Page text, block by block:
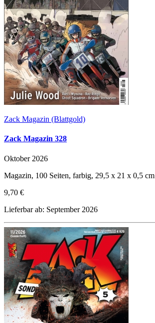
Zack Magazin (Blattgold)
Zack Magazin 328
Oktober 2026
Magazin, 100 Seiten, farbig, 29,5 x 21 x 0,5 cm
9,70 €
Lieferbar ab: September 2026